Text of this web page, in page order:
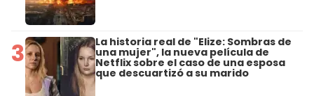
3 La historia real de "Elize: Sombras de
una mujer", la nueva película de
Netflix sobre el caso de una esposa
que descuartizó a su marido